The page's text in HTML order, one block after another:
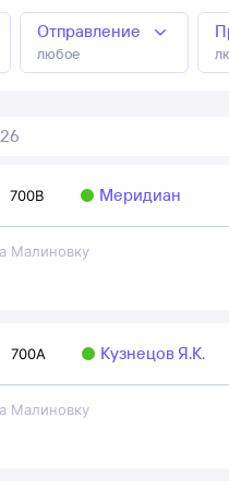
Отправление
любое
700В Меридиан
Малиновку
700А Кузнецов Я.К.
Малиновку